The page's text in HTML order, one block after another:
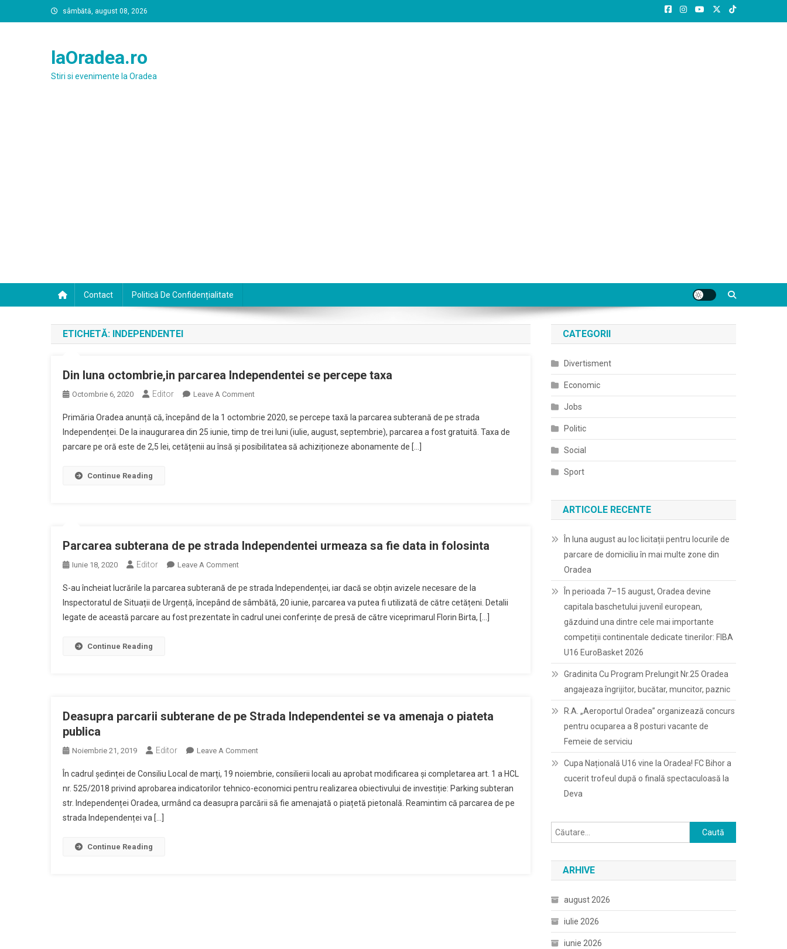
to
sâmbătă, august 08, 2026
laOradea.ro
Stiri si evenimente la Oradea
Contact Politică De Confidențialitate
ETICHETĂ: INDEPENDENTEI
Din luna octombrie,in parcarea Independentei se percepe taxa
Octombrie 6, 2020 Editor Leave A CommentOn
Luna
Octombrie,in
Parcarea
Primăria Oradea anunță că, începând de la 1 octombrie 2020, se percepe taxă la parcarea subterană de pe strada
Independenței. De la inaugurarea din 25 iunie, timp de trei luni (iulie, august, septembrie), parcarea a fost gratuită. Taxa de
parcare pe oră este de 2,5 lei, cetățenii au însă și posibilitatea să achiziționeze abonamente de […]
Continue Reading
Parcarea subterana de pe strada Independentei urmeaza sa fie data in folosinta
Iunie 18, 2020 Editor Leave A CommentOn
Subterana
De
Pe
In
S-au încheiat lucrările la parcarea subterană de pe strada Independenței, iar dacă se obțin avizele necesare de la
Inspectoratul de Situații de Urgență, începând de sâmbătă, 20 iunie, parcarea va putea fi utilizată de către cetățeni. Detalii
legate de această parcare au fost prezentate în cadrul unei conferințe de presă de către viceprimarul Florin Birta, […]
Continue Reading
Deasupra parcarii subterane de pe Strada Independentei se va amenaja o piateta
publica
Noiembrie 21, 2019 Editor Leave A CommentOn
Parcarii
Subterane
De
În cadrul ședinței de Consiliu Local de marți, 19 noiembrie, consilierii locali au aprobat modificarea și completarea art. 1 a HCL
nr. 525/2018 privind aprobarea indicatorilor tehnico-economici pentru realizarea obiectivului de investiție: Parking subteran
str. Independenței Oradea, urmând ca deasupra parcării să fie amenajată o piațetă pietonală. Reamintim că parcarea de pe
strada Independenței va […]
Continue Reading
CATEGORII
Divertisment
Economic
Jobs
Politic
Social
Sport
ARTICOLE RECENTE
În luna august au loc licitații pentru locurile de
parcare de domiciliu în mai multe zone din
Oradea
În perioada 7–15 august, Oradea devine
capitala baschetului juvenil european,
găzduind una dintre cele mai importante
competiții continentale dedicate tinerilor: FIBA
U16 EuroBasket 2026
Gradinita Cu Program Prelungit Nr.25 Oradea
angajeaza îngrijitor, bucătar, muncitor, paznic
R.A. „Aeroportul Oradea” organizează concurs
pentru ocuparea a 8 posturi vacante de
Femeie de serviciu
Cupa Națională U16 vine la Oradea! FC Bihor a
cucerit trofeul după o finală spectaculoasă la
Deva
Caută
după:
ARHIVE
august 2026
iulie 2026
iunie 2026